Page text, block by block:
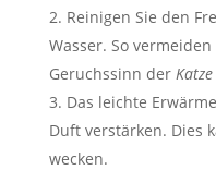
Reinigen Sie den
Wasser. So
Geruchssinn der Katze
Das leichte
Duft verstärken. Dies
wecken.